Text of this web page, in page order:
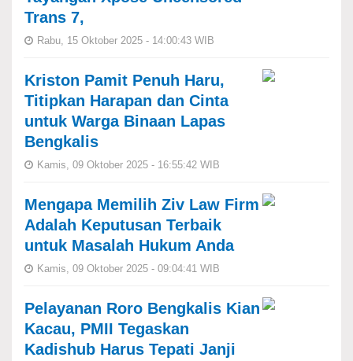
Trans 7,
Rabu, 15 Oktober 2025 - 14:00:43 WIB
Kriston Pamit Penuh Haru,
Titipkan Harapan dan Cinta
untuk Warga Binaan Lapas
Bengkalis
Kamis, 09 Oktober 2025 - 16:55:42 WIB
Mengapa Memilih Ziv Law Firm
Adalah Keputusan Terbaik
untuk Masalah Hukum Anda
Kamis, 09 Oktober 2025 - 09:04:41 WIB
Pelayanan Roro Bengkalis Kian
Kacau, PMII Tegaskan
Kadishub Harus Tepati Janji